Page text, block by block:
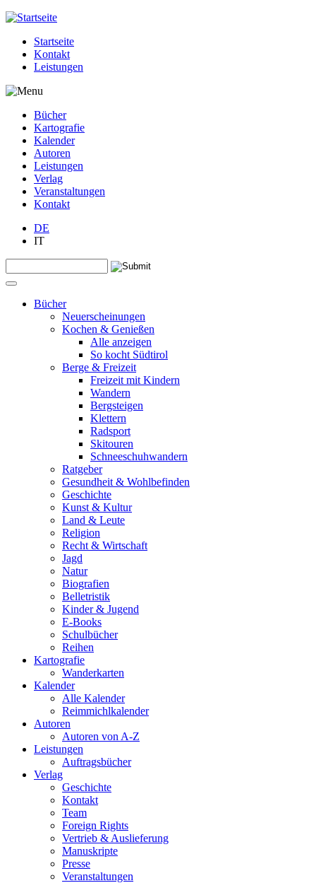
Jump to navigation
Startseite
Kontakt
Leistungen
Bücher
Kartografie
Kalender
Autoren
Leistungen
Verlag
Veranstaltungen
Kontakt
DE
IT
Suchformular
Bücher
Neuerscheinungen
Kochen & Genießen
Alle anzeigen
So kocht Südtirol
Berge & Freizeit
Freizeit mit Kindern
Wandern
Bergsteigen
Klettern
Radsport
Skitouren
Schneeschuhwandern
Ratgeber
Gesundheit & Wohlbefinden
Geschichte
Kunst & Kultur
Land & Leute
Religion
Recht & Wirtschaft
Jagd
Natur
Biografien
Belletristik
Kinder & Jugend
E-Books
Schulbücher
Reihen
Kartografie
Wanderkarten
Kalender
Alle Kalender
Reimmichlkalender
Autoren
Autoren von A-Z
Leistungen
Auftragsbücher
Verlag
Geschichte
Kontakt
Team
Foreign Rights
Vertrieb & Auslieferung
Manuskripte
Presse
Veranstaltungen